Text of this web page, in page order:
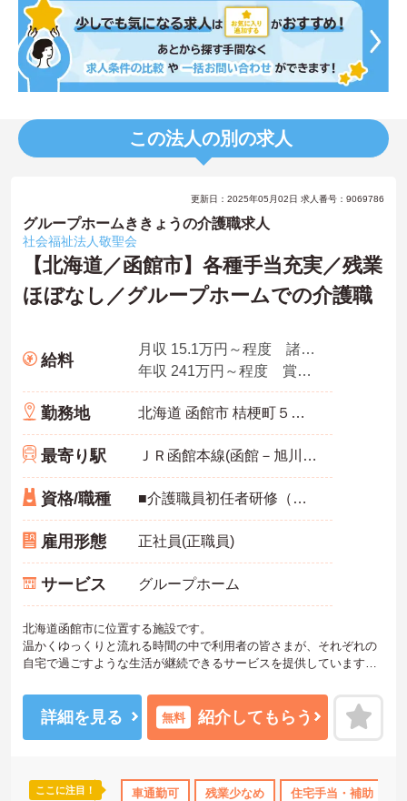
この法人の別の求人
更新日：2025年05月02日 求人番号：9069786
グループホームききょうの介護職求人
社会福祉法人敬聖会
【北海道／函館市】各種手当充実／残業
ほぼなし／グループホームでの介護職
給料
月収 15.1万円～程度 諸手当込み 夜勤4回想定
年収 241万円～程度 賞与3.25月想定
勤務地 北海道 函館市 桔梗町５５７番地
最寄り駅 ＪＲ函館本線(函館－旭川)「桔梗駅」バス・車10分
資格/職種 ■介護職員初任者研修（ヘルパー2級）以上 ※ユニットリーダー研修受講者尚可 介護福祉士業務従事経験者尚可
雇用形態 正社員(正職員)
サービス グループホーム
北海道函館市に位置する施設です。
温かくゆっくりと流れる時間の中で利用者の皆さまが、それぞれの
自宅で過ごすような生活が継続できるサービスを提供しています。
ご興味ある方には、面接対策ポイントなど、さらに詳細をお話しい
たしますのでお気軽にご相談ください！
詳細を見る 無料 紹介してもらう
ここに注目！ 車通勤可 残業少なめ 住宅手当・補助